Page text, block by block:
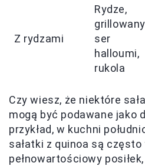
Z rydzami
Rydze,
grillowany
ser
halloumi,
rukola
Czy wiesz, że niektóre
mogą być podawane jako
przykład, w kuchni
sałatki z quinoa są
pełnowartościowy